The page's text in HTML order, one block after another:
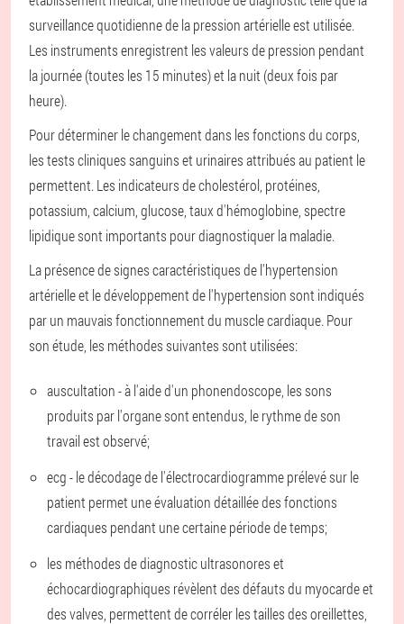
surveillance quotidienne de la pression artérielle est utilisée.
Les instruments enregistrent les valeurs de pression pendant
la journée (toutes les 15 minutes) et la nuit (deux fois par
heure).
Pour déterminer le changement dans les fonctions du corps,
les tests cliniques sanguins et urinaires attribués au patient le
permettent. Les indicateurs de cholestérol, protéines,
potassium, calcium, glucose, taux d'hémoglobine, spectre
lipidique sont importants pour diagnostiquer la maladie.
La présence de signes caractéristiques de l'hypertension
artérielle et le développement de l'hypertension sont indiqués
par un mauvais fonctionnement du muscle cardiaque. Pour
son étude, les méthodes suivantes sont utilisées:
auscultation - à l'aide d'un phonendoscope, les sons
produits par l'organe sont entendus, le rythme de son
travail est observé;
ecg - le décodage de l'électrocardiogramme prélevé sur le
patient permet une évaluation détaillée des fonctions
cardiaques pendant une certaine période de temps;
les méthodes de diagnostic ultrasonores et
échocardiographiques révèlent des défauts du myocarde et
des valves, permettent de corréler les tailles des oreillettes,